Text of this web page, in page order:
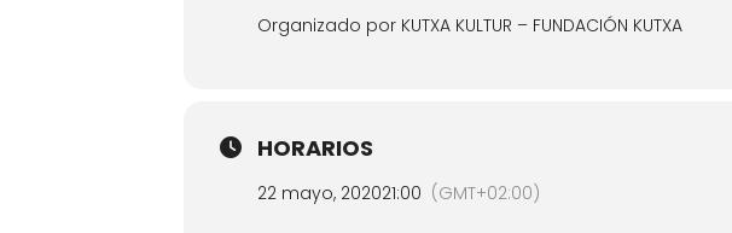
Organizado por KUTXA KULTUR – FUNDACIÓN KUTXA
HORARIOS
22 mayo, 202021:00 (GMT+02:00)